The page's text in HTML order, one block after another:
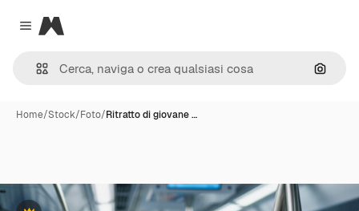
Close menu
Magnific
Cerca
Home/Stock/Foto/Ritratto di giovane …